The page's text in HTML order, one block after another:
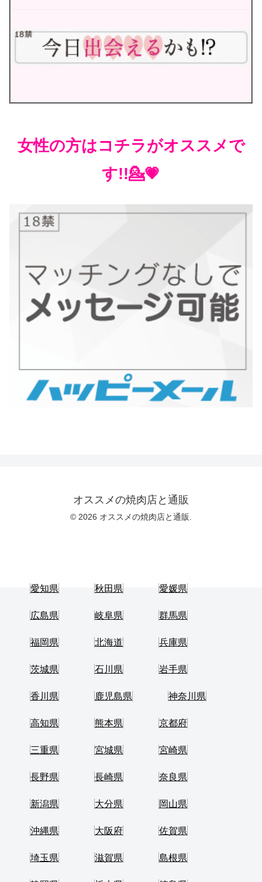
女性の方はコチラがオススメで
す!!💁💗
オススメの焼肉店と通販
© 2026 オススメの焼肉店と通販.
愛知県 秋田県 愛媛県
広島県 岐阜県 群馬県
福岡県 北海道 兵庫県
茨城県 石川県 岩手県
香川県 鹿児島県 神奈川県
高知県 熊本県 京都府
三重県 宮城県 宮崎県
長野県 長崎県 奈良県
新潟県 大分県 岡山県
沖縄県 大阪府 佐賀県
埼玉県 滋賀県 島根県